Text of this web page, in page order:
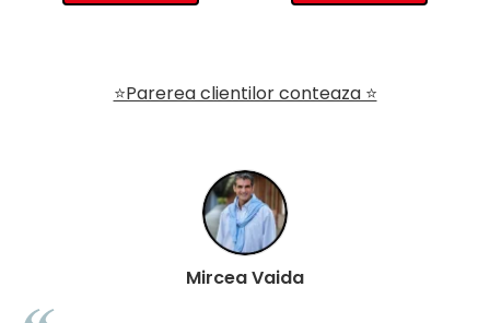
⭐Parerea clientilor conteaza ⭐
Mircea Vaida